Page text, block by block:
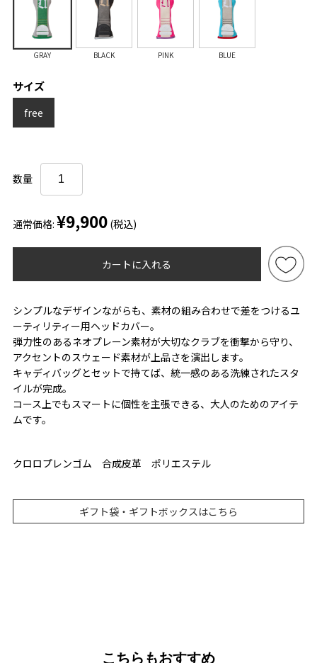
GRAY BLACK PINK BLUE
サイズ
free
数量
通常価格: ¥9,900 (税込)
カートに入れる
シンプルなデザインながらも、素材の組み合わせで差をつけるユ
ーティリティー用ヘッドカバー。
弾力性のあるネオプレーン素材が大切なクラブを衝撃から守り、
アクセントのスウェード素材が上品さを演出します。
キャディバッグとセットで持てば、統一感のある洗練されたスタ
イルが完成。
コース上でもスマートに個性を主張できる、大人のためのアイテ
ムです。
クロロプレンゴム 合成皮革 ポリエステル
ギフト袋・ギフトボックスはこちら
こちらもおすすめ